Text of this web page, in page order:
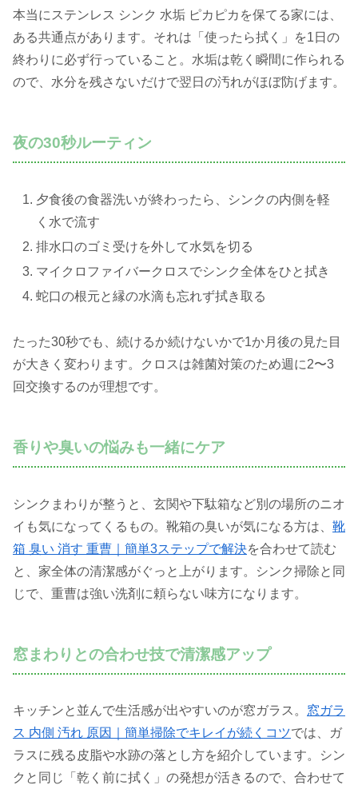
本当にステンレス シンク 水垢 ピカピカを保てる家には、
ある共通点があります。それは「使ったら拭く」を1日の
終わりに必ず行っていること。水垢は乾く瞬間に作られる
ので、水分を残さないだけで翌日の汚れがほぼ防げます。
夜の30秒ルーティン
夕食後の食器洗いが終わったら、シンクの内側を軽
く水で流す
排水口のゴミ受けを外して水気を切る
マイクロファイバークロスでシンク全体をひと拭き
蛇口の根元と縁の水滴も忘れず拭き取る
たった30秒でも、続けるか続けないかで1か月後の見た目
が大きく変わります。クロスは雑菌対策のため週に2〜3
回交換するのが理想です。
香りや臭いの悩みも一緒にケア
シンクまわりが整うと、玄関や下駄箱など別の場所のニオ
イも気になってくるもの。靴箱の臭いが気になる方は、 靴
箱 臭い 消す 重曹｜簡単3ステップで解決を合わせて読む
と、家全体の清潔感がぐっと上がります。シンク掃除と同
じで、重曹は強い洗剤に頼らない味方になります。
窓まわりとの合わせ技で清潔感アップ
キッチンと並んで生活感が出やすいのが窓ガラス。 窓ガラ
ス 内側 汚れ 原因｜簡単掃除でキレイが続くコツでは、ガ
ラスに残る皮脂や水跡の落とし方を紹介しています。シン
クと同じ「乾く前に拭く」の発想が活きるので、合わせて